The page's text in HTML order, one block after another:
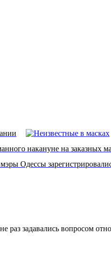
накануне на заказных
Одессы
задавались вопросом